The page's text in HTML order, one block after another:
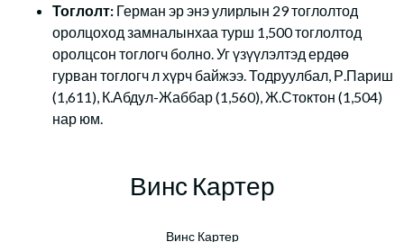
Тоглолт: Герман эр энэ улирлын 29 тоглолтод
оролцоход замналынхаа турш 1,500 тоглолтод
оролцсон тоглогч болно. Уг үзүүлэлтэд ердөө
гурван тоглогч л хүрч байжээ. Тодруулбал, Р.Париш
(1,611), К.Абдул-Жаббар (1,560), Ж.Стоктон (1,504)
нар юм.
Винс Картер
Винс Картер